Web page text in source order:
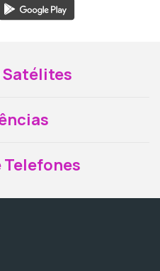
Satélites
Telefones